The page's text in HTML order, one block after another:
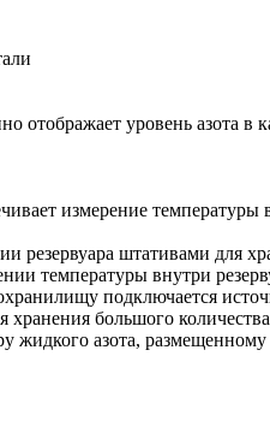
отображает уровень азота в
измерение температуры
резервуара штативами для
температуры внутри
подключается
хранения большого
жидкого азота,